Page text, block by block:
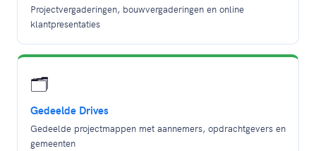
Projectvergaderingen, bouwvergaderingen en online
klantpresentaties
🗂️
Gedeelde Drives
Gedeelde projectmappen met aannemers, opdrachtgevers en
gemeenten